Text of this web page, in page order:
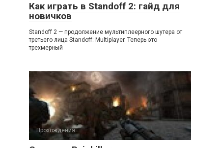
Как играть в Standoff 2: гайд для
новичков
Standoff 2 — продолжение мультиплеерного шутера от
третьего лица Standoff: Multiplayer. Теперь это
трехмерный
Прохождения